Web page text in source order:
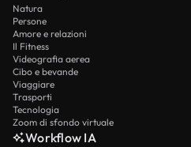
Natura
Persone
Amore e relazioni
Il Fitness
Videografia aerea
Cibo e bevande
Viaggiare
Trasporti
Tecnologia
Zoom di sfondo virtuale
Workflow IA